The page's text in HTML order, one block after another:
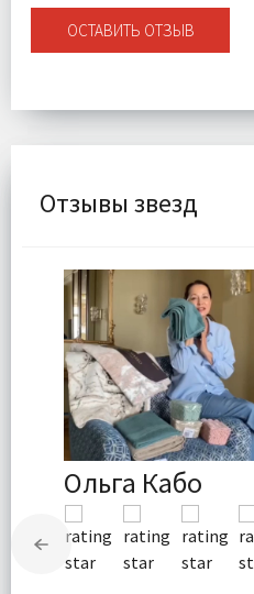
ОСТАВИТЬ ОТЗЫВ
Отзывы звезд
Ольга Кабо